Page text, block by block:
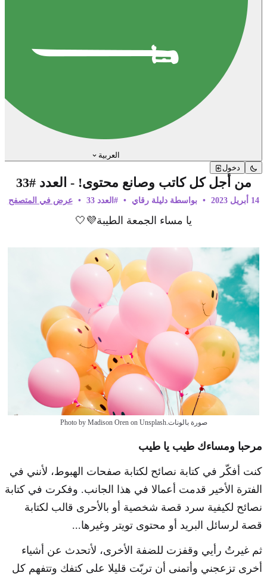
العربية
دخول
من أجل كل كاتب وصانع محتوى! - العدد #33
14 أبريل 2023 • بواسطة دليلة رقاي • #العدد 33 • عرض في المتصفح
يا مساء الجمعة الطيبة💜🤍
صورة بالونات.Photo by Madison Oren on Unsplash
مرحبا ومساءك طيب يا طيب
كنت أفكّر في كتابة نصائح لكتابة صفحات الهبوط، لأنني في
الفترة الأخير قدمت أعمالا في هذا الجانب. وفكرت في كتابة
نصائح لكيفية سرد قصة شخصية أو بالأحرى قالب لكتابة
قصة لرسائل البريد أو محتوى تويتر وغيرها...
ثم غيرتُ رأيي وقفزت للضفة الأخرى، لأتحدث عن أشياء
أخرى تزعجني وأتمنى أن تربّت قليلا على كتفك وتتفهم كل